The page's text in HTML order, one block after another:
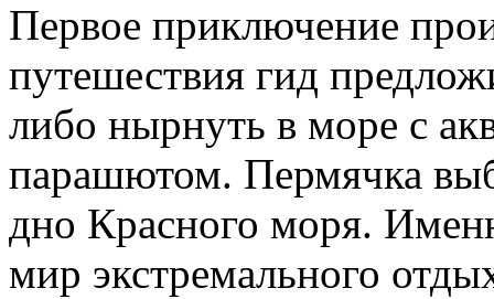
Первое приключение
путешествия гид
либо нырнуть в море с
парашютом. Пермячка
дно Красного моря.
мир экстремального